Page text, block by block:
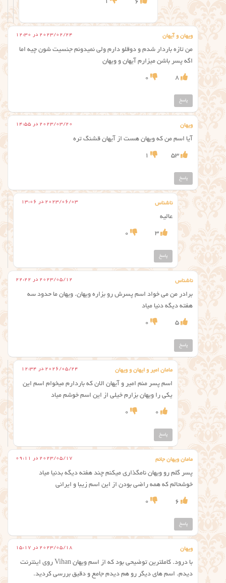
6
1
ویهان و آیهان 2023/02/24 در 12:30
من تازه باردار شدم و دوقلو دارم ولی نمیدونم جنسیت شون چیه اما
اگه پسر باشن میزارم آیهان و ویهان
8
0
پاسخ
ویهان 2023/03/20 در 14:55
آیا اسم من که ویهان هست از آیهان قشنگ تره
53
1
پاسخ
ناشناس 2023/06/03 در 13:06
عالیه
3
0
پاسخ
ناشناس 2023/05/12 در 22:22
برادر من می خواد اسم پسرش رو بزاره ویهان. ویهان ما حدود سه
هفته دیگه دنیا میاد
5
0
پاسخ
مامان امیر و ایهان و ویهان 2026/05/24 در 12:34
اسم پسر منم امیر و آیهان الان که باردارم میخوام اسم این
یکی را ویهان بزارم خیلی از این اسم خوشم میاد
0
0
پاسخ
مامان ویهان جانم 2023/05/17 در 09:11
پسر گلم رو ویهان نامگذاری میکنم چند هفته دیگه بدنیا میاد
خوشحالم که همه راضی بودن از این اسم زیبا و ایرانی
6
0
پاسخ
ویهان 2023/05/18 در 15:17
با درود. کاملترین توضیحی بود که از اسم ویهان Vihan روی اینترنت
دیدم. اسم های دیگر رو هم دیدم جامع و دقیق بررسی کردید.